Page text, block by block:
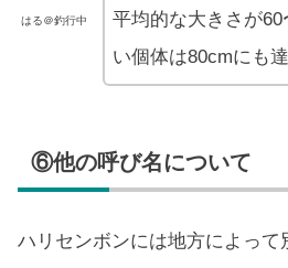
はる＠釣行中
平均的な大きさが
い個体は80cmにも
⑥他の呼び名について
ハリセンボンには地方によって